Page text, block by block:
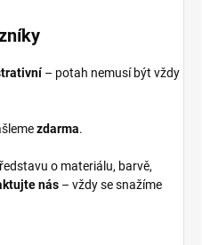
– potah nemusí být vždy
zdarma.
o materiálu, barvě,
nás – vždy se snažíme